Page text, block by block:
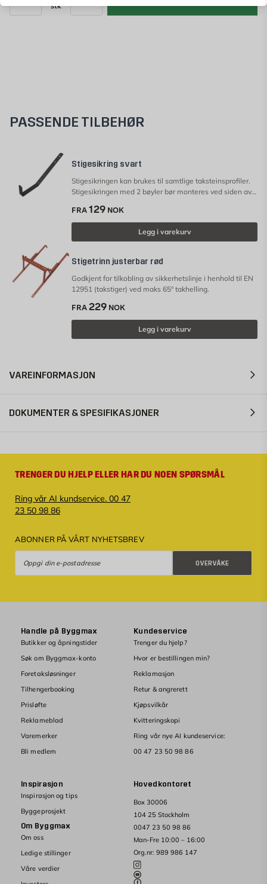
stk
PASSENDE TILBEHØR
Stigesikring svart
Stigesikringen kan brukes til samtlige taksteinsprofiler.
Stigesikringen med 2 bøyler bør monteres ved siden av
reisers mot takrennen ikke sklir sidelengs.
FRA 129 NOK
Legg i varekurv
Stigetrinn justerbar rød
Godkjent for tilkobling av sikkerhetslinje i henhold til EN
12951 (takstiger) ved maks 65° takhelling.
FRA 229 NOK
Legg i varekurv
VAREINFORMASJON
DOKUMENTER & SPESIFIKASJONER
TRENGER DU HJELP ELLER HAR DU NOEN SPØRSMÅL
Ring vår AI kundservice. 00 47
23 50 98 86
ABONNER PÅ VÅRT NYHETSBREV
OVERVÅKE
Hovedkontoret
Box 30006
104 25 Stockholm
0047 23 50 98 86
Man-Fre 10:00 – 16:00
Org.nr: 989 986 147
Handle på Byggmax
Butikker og åpningstider
Søk om Byggmax-konto
Foretaksløsninger
Tilhengerbooking
Prisløfte
Reklameblad
Varemerker
Bli medlem
Kundeservice
Trenger du hjelp?
Hvor er bestillingen min?
Reklamasjon
Retur & angrerett
Kjøpsvilkår
Kvitteringskopi
Ring vår nye AI kundeservice:
00 47 23 50 98 86
Inspirasjon
Inspirasjon og tips
Byggeprosjekt
Om Byggmax
Om oss
Ledige stillinger
Våre verdier